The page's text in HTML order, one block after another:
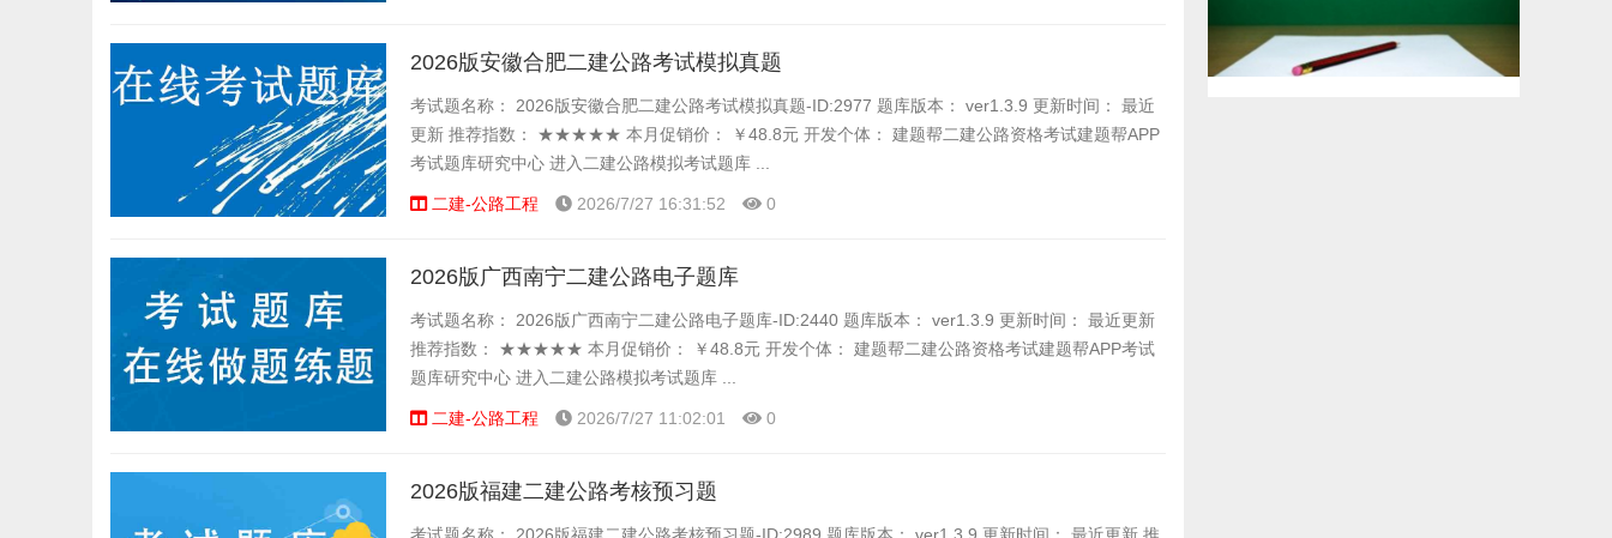
2026版安徽合肥二建公路考试模拟真题
考试题名称： 2026版安徽合肥二建公路考试模拟真题-ID:2977 题库版本： ver1.3.9 更新时间： 最近
更新 推荐指数： ★★★★★ 本月促销价： ￥48.8元 开发个体： 建题帮二建公路资格考试建题帮APP
考试题库研究中心 进入二建公路模拟考试题库 ...
二建-公路工程 2026/7/27 16:31:52 0
2026版广西南宁二建公路电子题库
考试题名称： 2026版广西南宁二建公路电子题库-ID:2440 题库版本： ver1.3.9 更新时间： 最近更新
推荐指数： ★★★★★ 本月促销价： ￥48.8元 开发个体： 建题帮二建公路资格考试建题帮APP考试
题库研究中心 进入二建公路模拟考试题库 ...
二建-公路工程 2026/7/27 11:02:01 0
2026版福建二建公路考核预习题